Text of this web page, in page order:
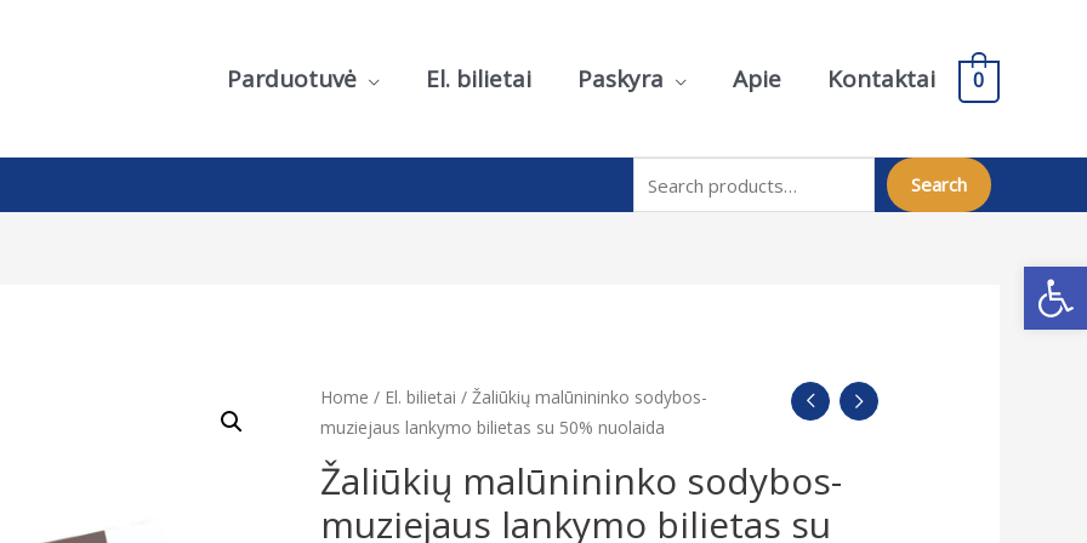
Parduotuvė El. bilietai Paskyra Apie Kontaktai 0
Search for:
Search
Home / El. bilietai / Žaliūkių malūnininko sodybos-
muziejaus lankymo bilietas su 50% nuolaida
Žaliūkių malūnininko sodybos-
muziejaus lankymo bilietas su